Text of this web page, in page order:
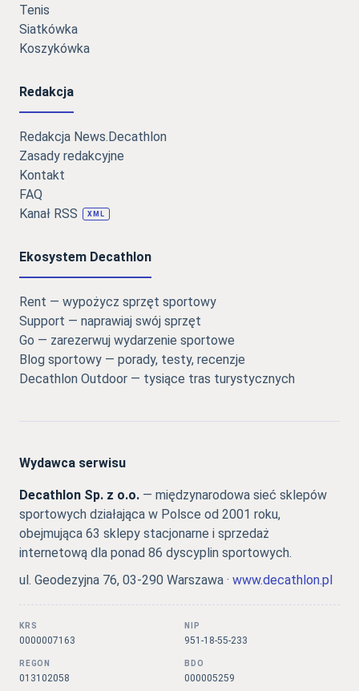
Tenis
Siatkówka
Koszykówka
Redakcja
Redakcja News.Decathlon
Zasady redakcyjne
Kontakt
FAQ
Kanał RSS
XML
Ekosystem Decathlon
Rent — wypożycz sprzęt sportowy
Support — naprawiaj swój sprzęt
Go — zarezerwuj wydarzenie sportowe
Blog sportowy — porady, testy, recenzje
Decathlon Outdoor — tysiące tras turystycznych
Wydawca serwisu
Decathlon Sp. z o.o. — międzynarodowa sieć sklepów
sportowych działająca w Polsce od 2001 roku,
obejmująca 63 sklepy stacjonarne i sprzedaż
internetową dla ponad 86 dyscyplin sportowych.
ul. Geodezyjna 76, 03-290 Warszawa · www.decathlon.pl
KRS
0000007163
NIP
951-18-55-233
REGON
013102058
BDO
000005259